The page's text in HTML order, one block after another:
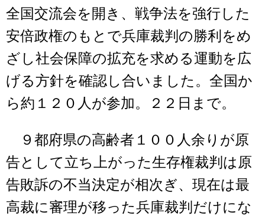
全国交流会を開き、戦争法を強行した
安倍政権のもとで兵庫裁判の勝利をめ
ざし社会保障の拡充を求める運動を広
げる方針を確認し合いました。全国か
ら約１２０人が参加。２２日まで。
９都府県の高齢者１００人余りが原
告として立ち上がった生存権裁判は原
告敗訴の不当決定が相次ぎ、現在は最
高裁に審理が移った兵庫裁判だけにな